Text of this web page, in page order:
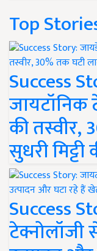
Top
Success
जायटॉनिक
की
सुधरी
Success